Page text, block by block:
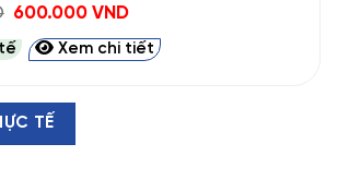
Giá
gốc
là:
900.000 VND.
600.000VNDGiá
tại
là:
600.000 VND.
Xem chi tiết
TẾ